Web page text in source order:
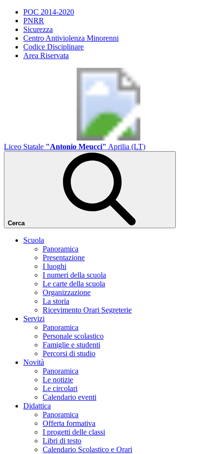
POC 2014-2020
PNRR
Sicurezza
Centro Antiviolenza Minorenni
Codice Disciplinare
Area Riservata
Liceo Statale "Antonio Meucci" Aprilia (LT)
Cerca
Scuola
Panoramica
Presentazione
I luoghi
I numeri della scuola
Le carte della scuola
Organizzazione
La storia
Ricevimento Orari Segreterie
Servizi
Panoramica
Personale scolastico
Famiglie e studenti
Percorsi di studio
Novità
Panoramica
Le notizie
Le circolari
Calendario eventi
Didattica
Panoramica
Offerta formativa
I progetti delle classi
Libri di testo
Calendario Scolastico e Orari